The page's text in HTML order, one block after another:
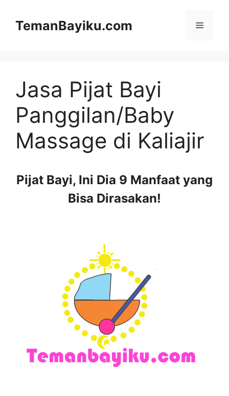
TemanBayiku.com Menu
Jasa Pijat Bayi
Panggilan/Baby
Massage di Kaliajir
Pijat Bayi, Ini Dia 9 Manfaat yang
Bisa Dirasakan!